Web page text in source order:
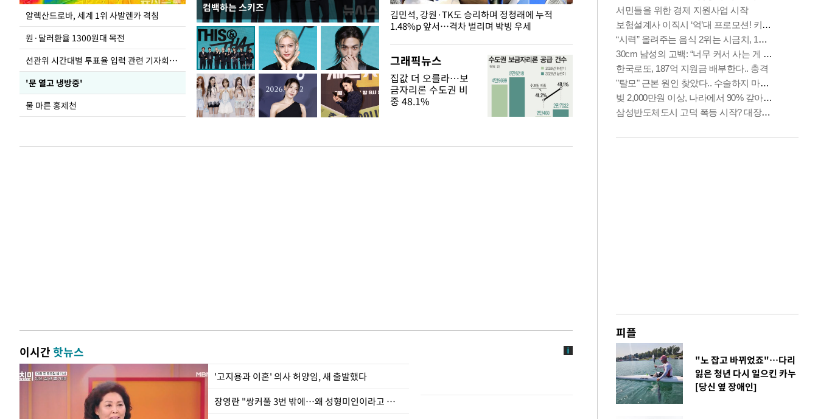
알렉산드로바, 세계 1위 사발렌카 격침
원·달러환율 1300원대 목전
선관위 시간대별 투표율 입력 관련 기자회견하는 주진우 의원
'문 열고 냉방중'
물 마른 홍제천
컴백하는 스키즈
극한 폭염에 바닥 드러난 홍제천…물고기 떼죽음
도
김민석, 강원·TK도 승리하며 정청래에 누적
1.48%p 앞서…격차 벌리며 박빙 우세
용산·강남·서초 유휴부지까지…세제 이은 '영끌'
공급대책 윤곽
그래픽뉴스
집값 더 오를라…보
금자리론 수도권 비
중 48.1%
이시간핫뉴스
'고지용과 이혼' 의사 허양임, 새 출발했다
장영란 "쌍커풀 3번 밖에…왜 성형미인이라고 하냐"
피플
"노 잡고 바뀌었죠"…다리
잃은 청년 다시 일으킨 카누
[당신 옆 장애인]